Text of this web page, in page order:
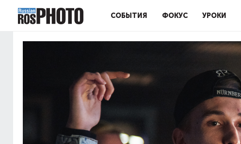
СОБЫТИЯ ФОКУС УРОКИ